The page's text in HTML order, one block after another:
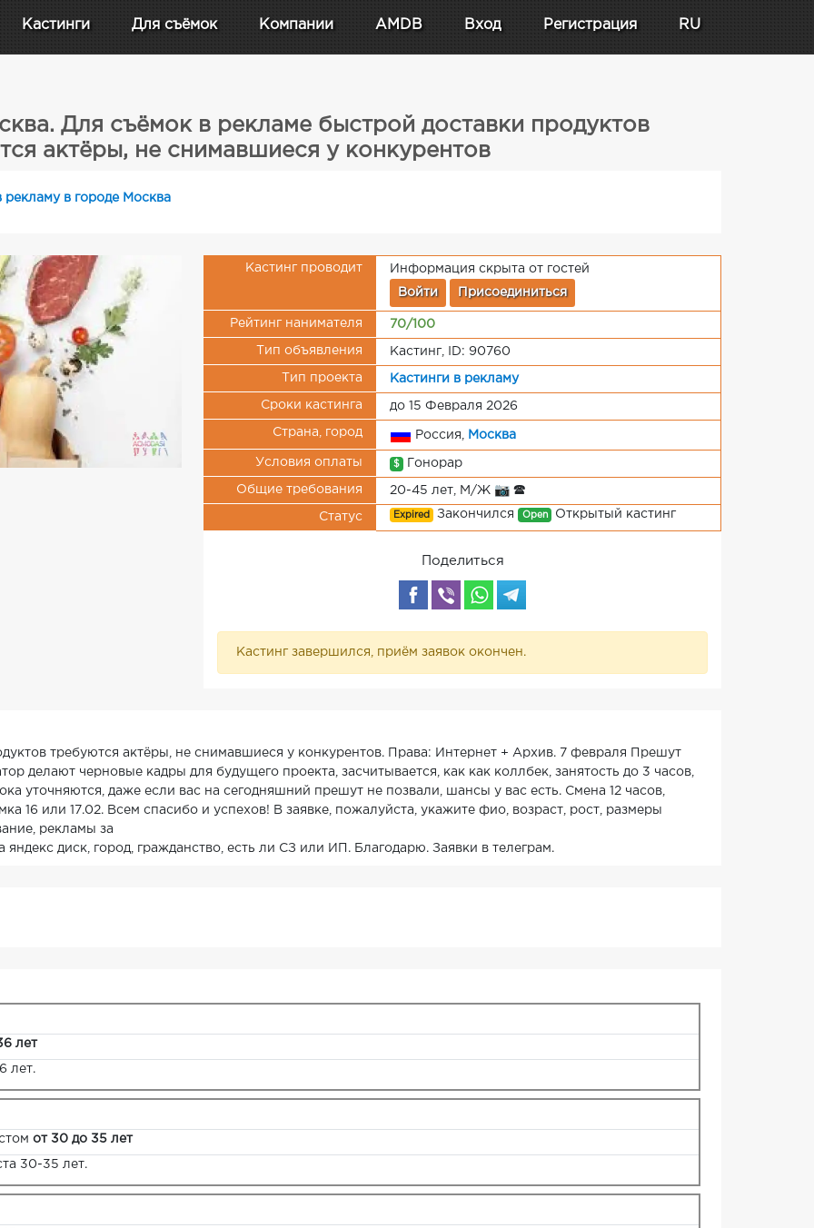
Кастинги Для съёмок Компании AMDB Вход Регистрация RU
Для съёмок в рекламе быстрой доставки продуктов
актёры, не снимавшиеся у конкурентов
рекламу в городе Москва
Кастинг проводит Информация скрыта от гостей
Войти Присоединиться
Рейтинг нанимателя 70/100
Тип объявления Кастинг, ID: 90760
Тип проекта Кастинги в рекламу
Сроки кастинга до 15 Февраля 2026
Страна, город Россия, Москва
Условия оплаты $ Гонорар
Общие требования 20-45 лет, М/Ж 📷 🕿
Статус Expired Закончился Open Открытый кастинг
Поделиться
Кастинг завершился, приём заявок окончен.
требуются актёры, не снимавшиеся у конкурентов. Права: Интернет + Архив. 7 февраля Прешут
делают черновые кадры для будущего проекта, засчитывается, как как коллбек, занятость до 3 часов,
уточняются, даже если вас на сегодняшний прешут не позвали, шансы у вас есть. Смена 12 часов,
16 или 17.02. Всем спасибо и успехов! В заявке, пожалуйста, укажите фио, возраст, рост, размеры
рекламы за
диск, город, гражданство, есть ли СЗ или ИП. Благодарю. Заявки в телеграм.
лет
лет.
от 30 до 35 лет
30-35 лет.